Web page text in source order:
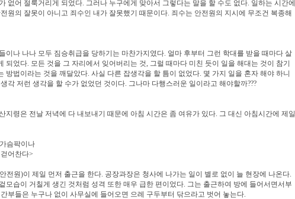
없어 절룩거리게 되었다. 그러나 누구에게 맞아서 그렇다는 말을 할 수도 없다. 일하는 시간에
원의 잘못이 아니고 죄수인 내가 잘못했기 때문이다. 죄수는 안전원의 지시에 무조건 복종해
이나 나나 모두 짐승취급을 당하기는 마찬가지였다. 얼마 후부터 그런 학대를 받을 때마다 살
되었다. 모든 것을 그 자리에서 잊어버리는 것, 그럴 때마다 미친 듯이 일을 해대는 것이 참기
방법이라는 것을 깨달았다. 사실 다른 잡생각을 할 틈이 없었다. 몇 가지 일을 혼자 해야 하니
각 저런 생각을 할 수가 없었던 것이다. 그나마 다행스러운 일이라고 해야할까???
지령은 전날 저녁에 다 내보내기 때문에 아침 시간은 좀 여유가 있다. 그 대신 아침시간에 제일
슴팍이나
어찬다>
전원)이 제일 먼저 출근을 한다. 공장과장은 청사에 나가는 일이 별로 없이 늘 현장에 나온다.
모습이 거칠게 생긴 것처럼 성격 또한 매우 급한 편이었다. 그는 출근하여 방에 들어서면서부
부들은 누구나 없이 사무실에 들어오면 으레 구두부터 닦으라고 벗어 놓는다.